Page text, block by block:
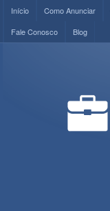
Início Como Anunciar
Fale Conosco
Blog